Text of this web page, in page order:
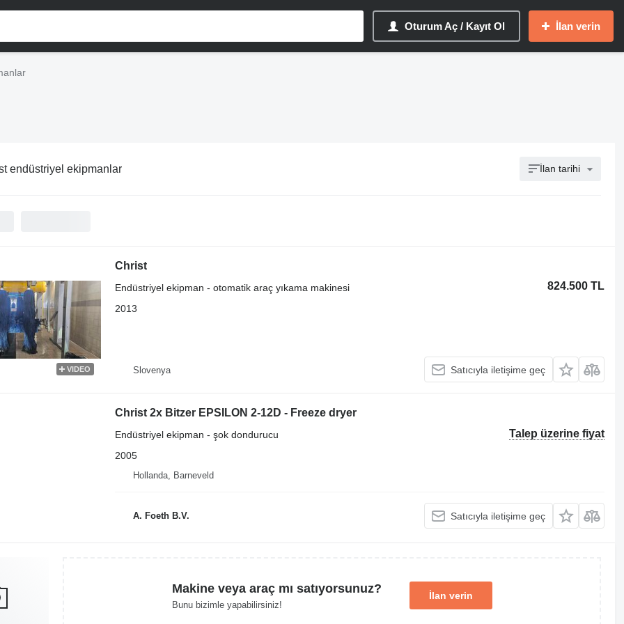
Oturum Aç / Kayıt Ol İlan verin
endüstriyel ekipmanlar İlan tarihi
VIDEO
Christ
824.500 TL
Endüstriyel ekipman - otomatik araç yıkama makinesi
2013
Slovenya Satıcıyla iletişime geç
Christ 2x Bitzer EPSILON 2-12D - Freeze dryer
Talep üzerine fiyat
Endüstriyel ekipman - şok dondurucu
2005
Hollanda, Barneveld
A. Foeth B.V. Satıcıyla iletişime geç
Makine veya araç mı satıyorsunuz?
Bunu bizimle yapabilirsiniz!
İlan verin